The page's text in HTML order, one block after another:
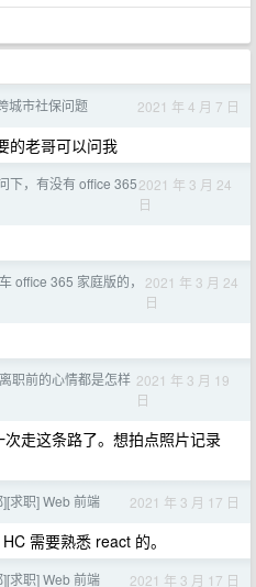
城市社保问题 2021 年 4 月 7 日
的老哥可以问我
下，有没有 office 3652021 年 3 月 24
日
office 365 家庭版的，
2021 年 3 月 24
日
职前的心情都是怎样 2021 年 3 月 19
日
走这条路了。想拍点照片记录
求职] Web 前端 2021 年 3 月 17 日
需要熟悉 react 的。
求职] Web 前端 2021 年 3 月 17 日